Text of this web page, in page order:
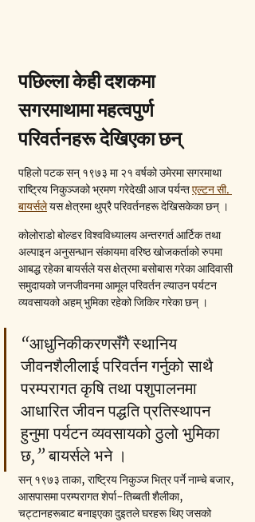
पछिल्ला केही दशकमा
सगरमाथामा महत्वपुर्ण
परिवर्तनहरू देखिएका छन्
पहिलो पटक सन् १९७३ मा २१ वर्षको उमेरमा सगरमाथा
राष्ट्रिय निकुञ्जको भ्रमण गरेदेखी आज पर्यन्त एल्टन सी.
बायर्सले यस क्षेत्रमा थुप्रै परिवर्तनहरू देखिसकेका छन् ।
कोलोराडो बोल्डर विश्वविध्यालय अन्तरगर्त आर्टिक तथा
अल्पाइन अनुसन्धान संकायमा वरिष्ठ खोजकर्ताको रुपमा
आबद्ध रहेका बायर्सले यस क्षेत्रमा बसोबास गरेका आदिवासी
समुदायको जनजीवनमा आमूल परिवर्तन ल्याउन पर्यटन
व्यवसायको अहम् भुमिका रहेको जिकिर गरेका छन् ।
“आधुनिकीकरणसँगै स्थानिय
जीवनशैलीलाई परिवर्तन गर्नुको साथै
परम्परागत कृषि तथा पशुपालनमा
आधारित जीवन पद्धति प्रतिस्थापन
हुनुमा पर्यटन व्यवसायको ठुलो भुमिका
छ,” बायर्सले भने ।
सन् १९७३ ताका, राष्ट्रिय निकुञ्ज भित्र पर्ने नाम्चे बजार,
आसपासमा परम्परागत शेर्पा-तिब्बती शैलीका,
चट्टानहरूबाट बनाइएका दुइतले घरहरू थिए जसको